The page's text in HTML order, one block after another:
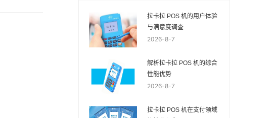
拉卡拉 POS 机的用户体验
与满意度调查
2026-8-7
解析拉卡拉 POS 机的综合
性能优势
2026-8-7
拉卡拉 POS 机在支付领域